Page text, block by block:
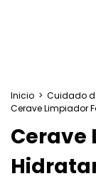
Inicio > Cuidado
Cerave Limpiador
Cerave